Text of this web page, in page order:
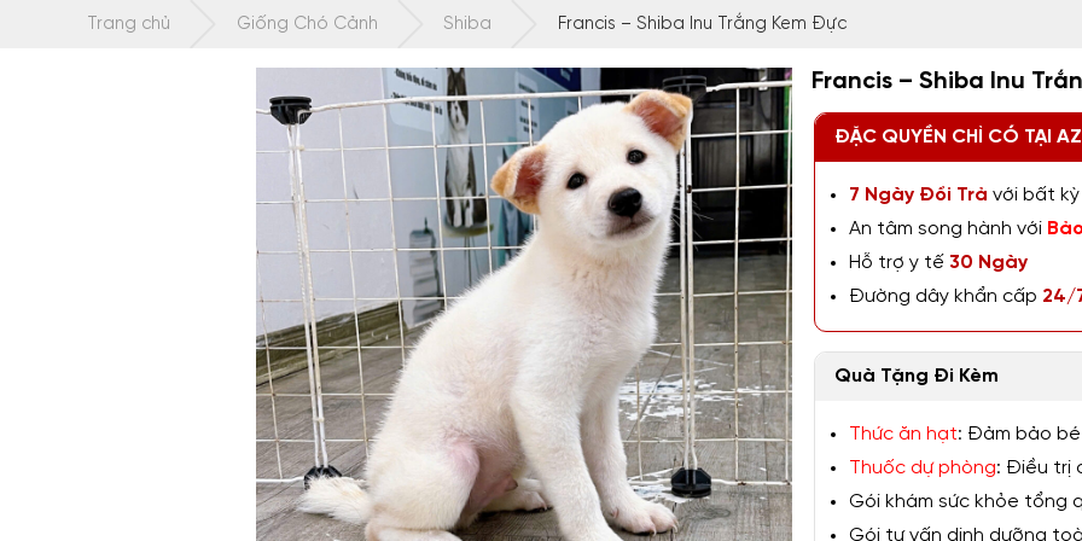
Trang chủ Giống Chó Cảnh Shiba Francis – Shiba Inu Trắng Kem Đực
Francis – Shiba Inu
ĐẶC QUYỀN CHỈ CÓ TẠI
7 Ngày Đổi Trả với bất
An tâm song hành với
Hỗ trợ y tế 30 Ngày
Đường dây khẩn cấp 24/
Quà Tặng Đi Kèm
Thức ăn hạt: Đảm bảo
Thuốc dự phòng: Điều trị
Gói khám sức khỏe tổng
Gói tư vấn dinh dưỡng